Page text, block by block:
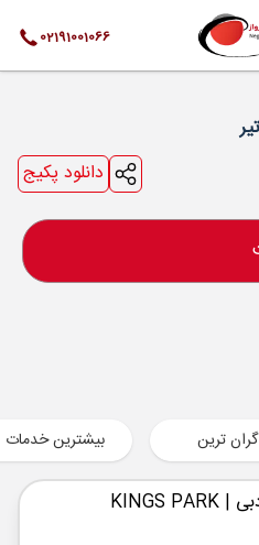
02191001066
دانلود پکیج
گران ترین بیشترین خدمات
| KINGS PARK